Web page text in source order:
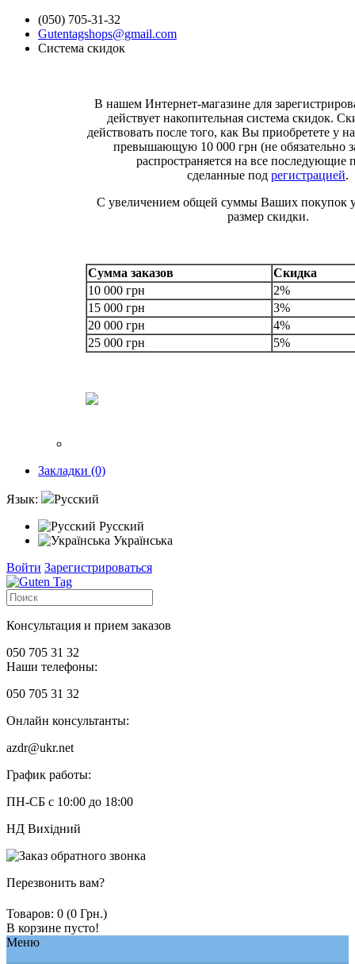
(050) 705-31-32
Gutentagshops@gmail.com
Система скидок
В нашем Интернет-магазине для
действует накопительная система скидок.
действовать после того, как Вы приобретете у
превышающую 10 000 грн (не обязательно
распространяется на все последующие
сделанные под регистрацией.
С увеличением общей суммы Ваших покупок
размер скидки.
Сумма заказов
Скидка
10 000 грн
2%
15 000 грн
3%
20 000 грн
4%
25 000 грн
5%
Закладки (0)
Язык:
Русский
Русский
Українська
Войти Зарегистрироваться
Консультация и прием заказов
050 705 31 32
Наши телефоны:
050 705 31 32
Онлайн консультанты:
azdr@ukr.net
График работы:
ПН-СБ с 10:00 до 18:00
НД Вихідний
Перезвонить вам?
Товаров: 0 (0 Грн.)
В корзине пусто!
Меню